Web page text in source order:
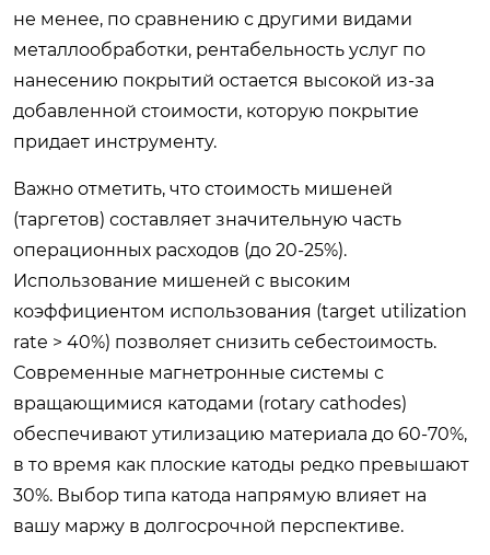
не менее, по сравнению с другими видами
металлообработки, рентабельность услуг по
нанесению покрытий остается высокой из-за
добавленной стоимости, которую покрытие
придает инструменту.
Важно отметить, что стоимость мишеней
(таргетов) составляет значительную часть
операционных расходов (до 20-25%).
Использование мишеней с высоким
коэффициентом использования (target utilization
rate > 40%) позволяет снизить себестоимость.
Современные магнетронные системы с
вращающимися катодами (rotary cathodes)
обеспечивают утилизацию материала до 60-70%,
в то время как плоские катоды редко превышают
30%. Выбор типа катода напрямую влияет на
вашу маржу в долгосрочной перспективе.